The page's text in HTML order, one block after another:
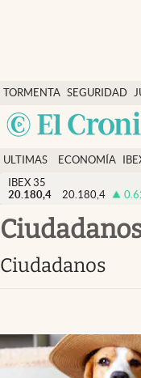
TORMENTA SEGURIDAD
SOCIAL
Economía y finanzas
Política
Actualidad
Criptomonedas
España
ULTIMAS
NOTICIAS
ECONOMÍA
FINANZAS
IBEX 35
20.180,4
20.180,4
ciudadanos